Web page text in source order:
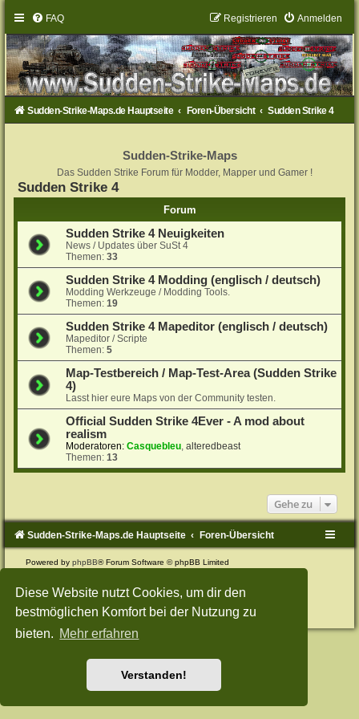
Diese Website nutzt Cookies, um dir den
bestmöglichen Komfort bei der Nutzung zu
bieten. Mehr erfahren
Verstanden!
FAQ Anmelden
Registrieren
Sudden-Strike-Maps.de Hauptseite Foren-Übersicht Sudden Strike 4
Sudden-Strike-Maps
Das Sudden Strike Forum für Modder, Mapper und Gamer !
Sudden Strike 4
Forum
Sudden Strike 4 Neuigkeiten
News / Updates über SuSt 4
Themen:33
Sudden Strike 4 Modding (englisch / deutsch)
Modding Werkzeuge / Modding Tools.
Themen:19
Sudden Strike 4 Mapeditor (englisch / deutsch)
Mapeditor / Scripte
Themen:5
Map-Testbereich / Map-Test-Area (Sudden Strike
4)
Lasst hier eure Maps von der Community testen.
Official Sudden Strike 4Ever - A mod about
realism
Moderatoren: Casquebleu,alteredbeast
Themen:13
Gehe zu
Sudden-Strike-Maps.de Hauptseite Foren-Übersicht
Powered byphpBB® Forum Software © phpBB Limited
Style: Green-Style-Split by Joyce&LunaphpBB-Style-Design